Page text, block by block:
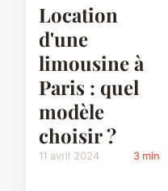
Location
d'une
limousine à
Paris : quel
modèle
choisir ?
11 avril 2024 3 min